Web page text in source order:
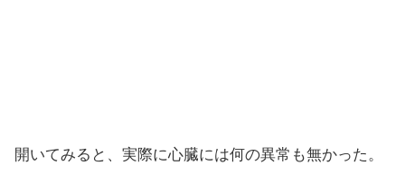
開いてみると、実際に心臓には何の異常も無かった。